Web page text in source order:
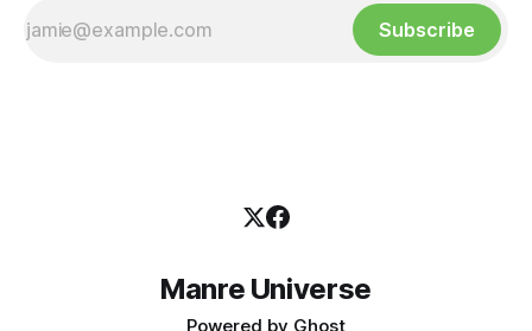
Subscribe
Manre Universe
Powered by Ghost